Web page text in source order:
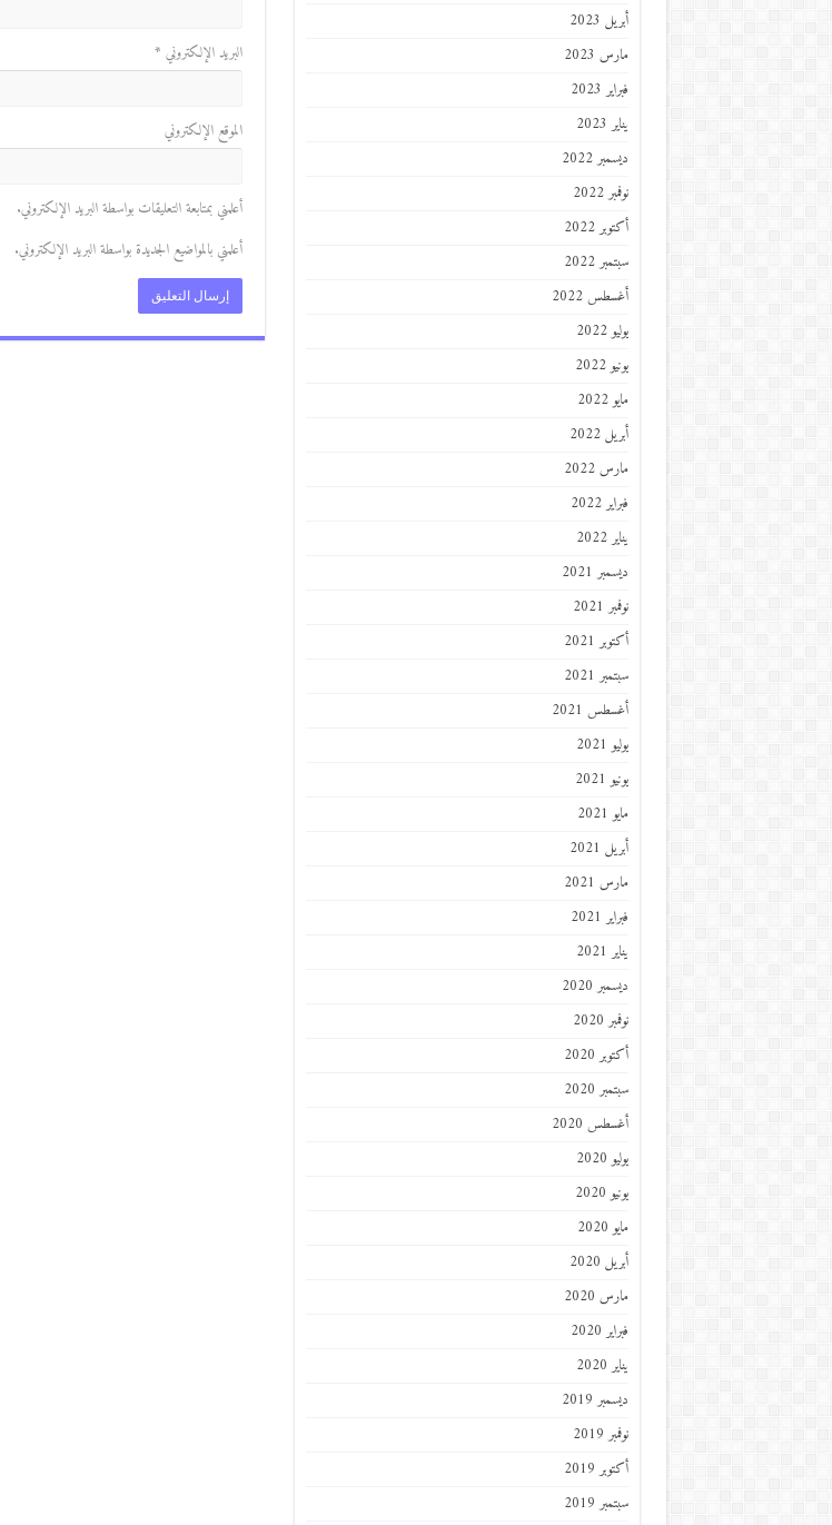
البريد الإلكتروني *
الموقع الإلكتروني
أعلمني بمتابعة التعليقات بواسطة البريد الإلكتروني.
أعلمني بالمواضيع الجديدة بواسطة البريد الإلكتروني.
أبريل 2023
مارس 2023
فبراير 2023
يناير 2023
ديسمبر 2022
نوفمبر 2022
أكتوبر 2022
سبتمبر 2022
أغسطس 2022
يوليو 2022
يونيو 2022
مايو 2022
أبريل 2022
مارس 2022
فبراير 2022
يناير 2022
ديسمبر 2021
نوفمبر 2021
أكتوبر 2021
سبتمبر 2021
أغسطس 2021
يوليو 2021
يونيو 2021
مايو 2021
أبريل 2021
مارس 2021
فبراير 2021
يناير 2021
ديسمبر 2020
نوفمبر 2020
أكتوبر 2020
سبتمبر 2020
أغسطس 2020
يوليو 2020
يونيو 2020
مايو 2020
أبريل 2020
مارس 2020
فبراير 2020
يناير 2020
ديسمبر 2019
نوفمبر 2019
أكتوبر 2019
سبتمبر 2019